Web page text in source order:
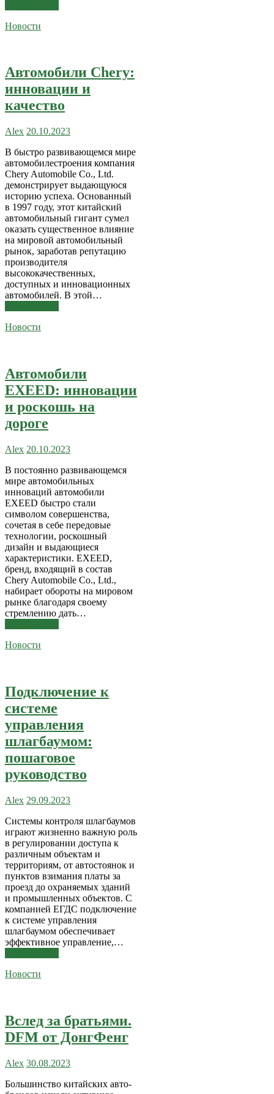
Новости
Автомобили Chery:
инновации и
качество
Alex 20.10.2023
В быстро развивающемся мире
автомобилестроения компания
Chery Automobile Co., Ltd.
демонстрирует выдающуюся
историю успеха. Основанный
в 1997 году, этот китайский
автомобильный гигант сумел
оказать существенное влияние
на мировой автомобильный
рынок, заработав репутацию
производителя
высококачественных,
доступных и инновационных
автомобилей. В этой…
Новости
Автомобили
EXEED: инновации
и роскошь на
дороге
Alex 20.10.2023
В постоянно развивающемся
мире автомобильных
инноваций автомобили
EXEED быстро стали
символом совершенства,
сочетая в себе передовые
технологии, роскошный
дизайн и выдающиеся
характеристики. EXEED,
бренд, входящий в состав
Chery Automobile Co., Ltd.,
набирает обороты на мировом
рынке благодаря своему
стремлению дать…
Новости
Подключение к
системе
управления
шлагбаумом:
пошаговое
руководство
Alex 29.09.2023
Системы контроля шлагбаумов
играют жизненно важную роль
в регулировании доступа к
различным объектам и
территориям, от автостоянок и
пунктов взимания платы за
проезд до охраняемых зданий
и промышленных объектов. С
компанией ЕГДС подключение
к системе управления
шлагбаумом обеспечивает
эффективное управление,…
Новости
Вслед за братьями.
DFM от ДонгФенг
Alex 30.08.2023
Большинство китайских авто-